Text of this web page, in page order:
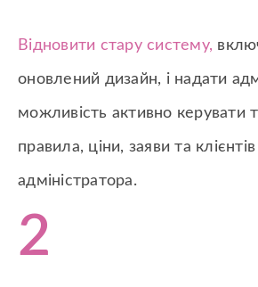
Відновити стару систему,
оновлений дизайн, і надати
можливість активно керувати
правила, ціни, заяви та клієнтів
адміністратора.
2